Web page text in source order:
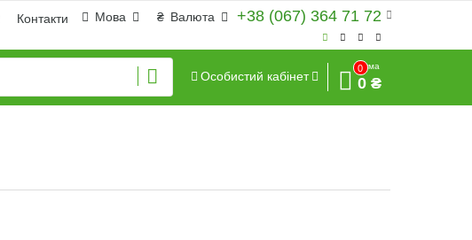
+38 (067) 364 71 72
₴ Валюта
Мова
Контакти
Особистий кабінет
0
Сума
0 ₴